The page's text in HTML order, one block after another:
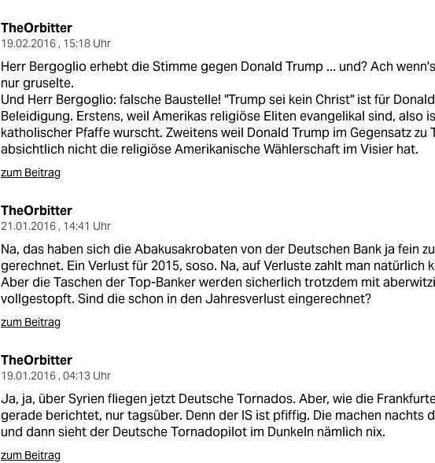
TheOrbitter
19.02.2016 , 15:18 Uhr
Herr Bergoglio erhebt die Stimme gegen Donald Trump ... und? Ach
nur gruselte.
Und Herr Bergoglio: falsche Baustelle! "Trump sei kein Christ" ist für
Beleidigung. Erstens, weil Amerikas religiöse Eliten evangelikal sind, also
katholischer Pfaffe wurscht. Zweitens weil Donald Trump im Gegensatz zu
absichtlich nicht die religiöse Amerikanische Wählerschaft im Visier hat.
zum Beitrag
TheOrbitter
21.01.2016 , 14:41 Uhr
Na, das haben sich die Abakusakrobaten von der Deutschen Bank ja fein
gerechnet. Ein Verlust für 2015, soso. Na, auf Verluste zahlt man natürlich
Aber die Taschen der Top-Banker werden sicherlich trotzdem mit
vollgestopft. Sind die schon in den Jahresverlust eingerechnet?
zum Beitrag
TheOrbitter
19.01.2016 , 04:13 Uhr
Ja, ja, über Syrien fliegen jetzt Deutsche Tornados. Aber, wie die
gerade berichtet, nur tagsüber. Denn der IS ist pfiffig. Die machen nachts
und dann sieht der Deutsche Tornadopilot im Dunkeln nämlich nix.
zum Beitrag